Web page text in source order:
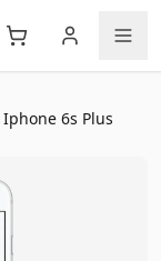
Iphone 6s Plus